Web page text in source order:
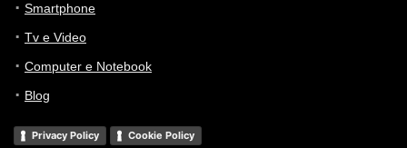
Smartphone
Tv e Video
Computer e Notebook
Blog
Privacy Policy Cookie Policy